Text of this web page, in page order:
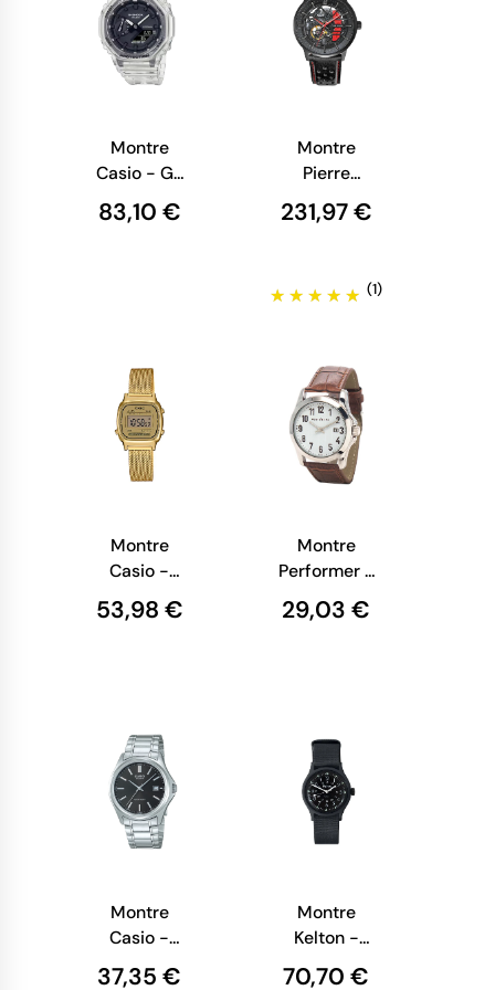
Montre
Casio - G-
shock -
Série 2100 -
83,10 €
Montre
Pierre
Lannier -
Paddock -
- Cuir Rouge
231,97 €
(1)
Montre
Casio -
Collection
Vintage Mini
9EF
53,98 €
Montre
Performer -
Dateur -
Cuir Marron
29,03 €
Montre
Casio -
Casio
37,35 €
Montre
Kelton -
Jungle
70,70 €